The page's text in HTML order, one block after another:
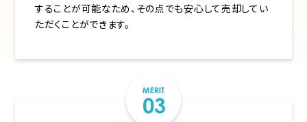
することが可能なため、その点でも安心して売却してい
ただくことができます。